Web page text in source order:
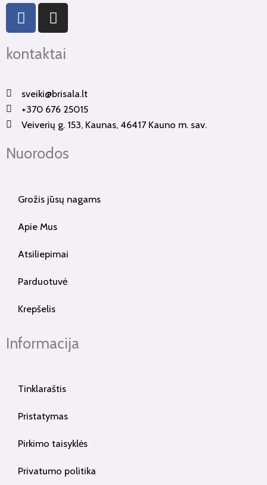
F
a
e
o
k
-
I
n
t
r
a
m
kontaktai
sveiki@brisala.lt
+370 676 25015
Veiverių g. 153, Kaunas, 46417 Kauno m. sav.
Nuorodos
Grožis jūsų nagams
Apie Mus
Atsiliepimai
Parduotuvė
Krepšelis
Informacija
Tinklaraštis
Pristatymas
Pirkimo taisyklės
Privatumo politika